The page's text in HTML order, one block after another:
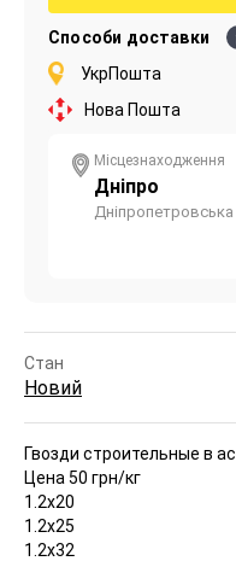
Способи доставки
УкрПошта
Нова Пошта
Місцезнаходження
Дніпро
Дніпропетровська
Стан
Новий
Гвозди строительные в
Цена 50 грн/кг
1.2х20
1.2х25
1.2х32